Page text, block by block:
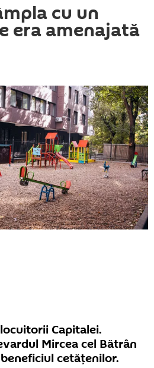
cu un
era amenajată
Capitalei.
Mircea cel Bătrân
cetățenilor.